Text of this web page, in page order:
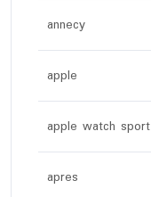
annecy
apple
apple watch sport
apres